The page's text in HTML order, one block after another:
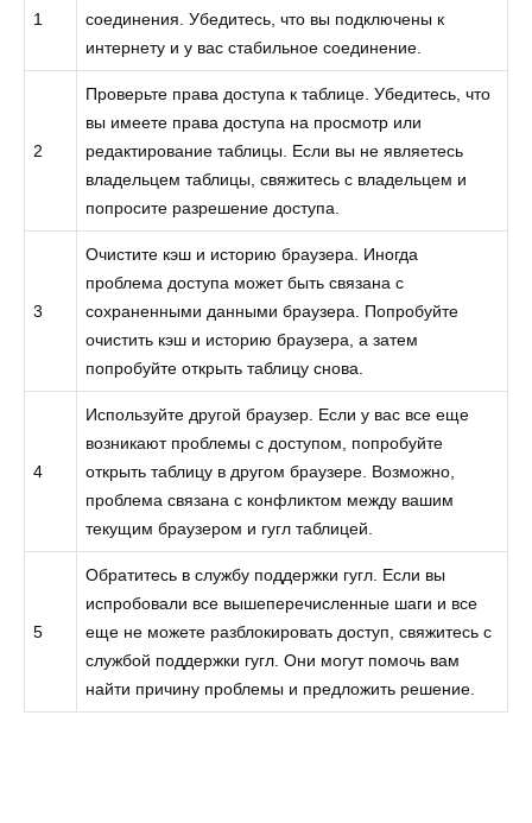
1
соединения. Убедитесь, что вы подключены к
интернету и у вас стабильное соединение.
2
Проверьте права доступа к таблице. Убедитесь, что
вы имеете права доступа на просмотр или
редактирование таблицы. Если вы не являетесь
владельцем таблицы, свяжитесь с владельцем и
попросите разрешение доступа.
3
Очистите кэш и историю браузера. Иногда
проблема доступа может быть связана с
сохраненными данными браузера. Попробуйте
очистить кэш и историю браузера, а затем
попробуйте открыть таблицу снова.
4
Используйте другой браузер. Если у вас все еще
возникают проблемы с доступом, попробуйте
открыть таблицу в другом браузере. Возможно,
проблема связана с конфликтом между вашим
текущим браузером и гугл таблицей.
5
Обратитесь в службу поддержки гугл. Если вы
испробовали все вышеперечисленные шаги и все
еще не можете разблокировать доступ, свяжитесь с
службой поддержки гугл. Они могут помочь вам
найти причину проблемы и предложить решение.